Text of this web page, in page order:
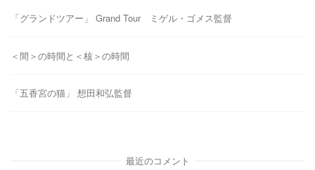
「グランドツアー」 Grand Tour ミゲル・ゴメス監督
＜間＞の時間と＜核＞の時間
「五香宮の猫」 想田和弘監督
最近のコメント